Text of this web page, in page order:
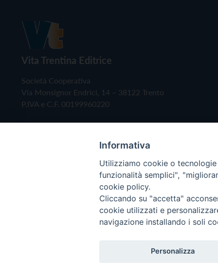
Vita Trentina Editrice
Società Cooperativa
Via Monsignor Endrici, 14 – 38122 Trento
P.IVA e C.F. 00199960220
Copyright © 2019 - Tutti i diritti riservati - Vita
Informativa
Utilizziamo cookie o
funzionalità semplici",
cookie policy.
Cliccando su "accetta"
cookie utilizzati e
navigazione installando i soli
Personalizza